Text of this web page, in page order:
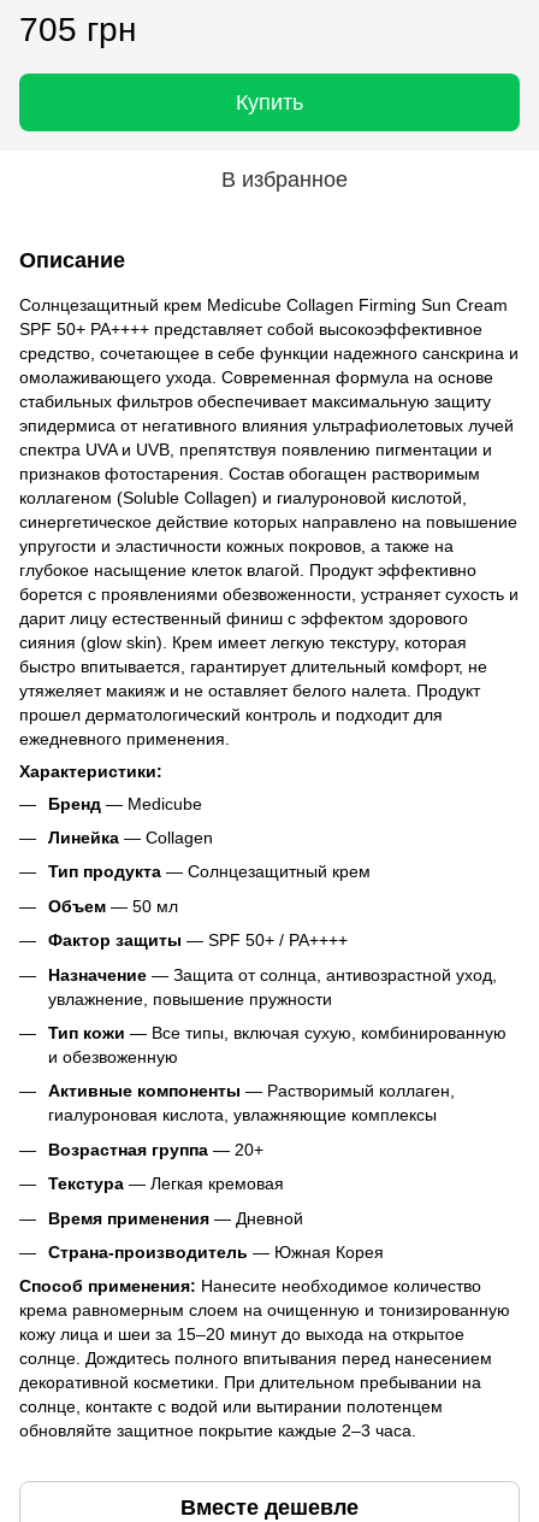
705 грн
Купить
В избранное
Описание
Солнцезащитный крем Medicube Collagen Firming Sun Cream
SPF 50+ PA++++ представляет собой высокоэффективное
средство, сочетающее в себе функции надежного санскрина и
омолаживающего ухода. Современная формула на основе
стабильных фильтров обеспечивает максимальную защиту
эпидермиса от негативного влияния ультрафиолетовых лучей
спектра UVA и UVB, препятствуя появлению пигментации и
признаков фотостарения. Состав обогащен растворимым
коллагеном (Soluble Collagen) и гиалуроновой кислотой,
синергетическое действие которых направлено на повышение
упругости и эластичности кожных покровов, а также на
глубокое насыщение клеток влагой. Продукт эффективно
борется с проявлениями обезвоженности, устраняет сухость и
дарит лицу естественный финиш с эффектом здорового
сияния (glow skin). Крем имеет легкую текстуру, которая
быстро впитывается, гарантирует длительный комфорт, не
утяжеляет макияж и не оставляет белого налета. Продукт
прошел дерматологический контроль и подходит для
ежедневного применения.
Характеристики:
Бренд — Medicube
Линейка — Collagen
Тип продукта — Солнцезащитный крем
Объем — 50 мл
Фактор защиты — SPF 50+ / PA++++
Назначение — Защита от солнца, антивозрастной уход,
увлажнение, повышение пружности
Тип кожи — Все типы, включая сухую, комбинированную
и обезвоженную
Активные компоненты — Растворимый коллаген,
гиалуроновая кислота, увлажняющие комплексы
Возрастная группа — 20+
Текстура — Легкая кремовая
Время применения — Дневной
Страна-производитель — Южная Корея
Способ применения: Нанесите необходимое количество
крема равномерным слоем на очищенную и тонизированную
кожу лица и шеи за 15–20 минут до выхода на открытое
солнце. Дождитесь полного впитывания перед нанесением
декоративной косметики. При длительном пребывании на
солнце, контакте с водой или вытирании полотенцем
обновляйте защитное покрытие каждые 2–3 часа.
Вместе дешевле